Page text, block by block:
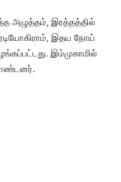
அழுத்தம், இரத்தத்தில்
இதய நோய்
இம்முகாமில்